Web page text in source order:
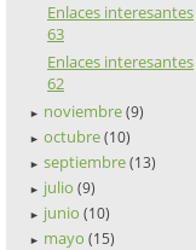
Enlaces interesantes
63
Enlaces interesantes
62
► noviembre (9)
► octubre (10)
► septiembre (13)
► julio (9)
► junio (10)
► mayo (15)